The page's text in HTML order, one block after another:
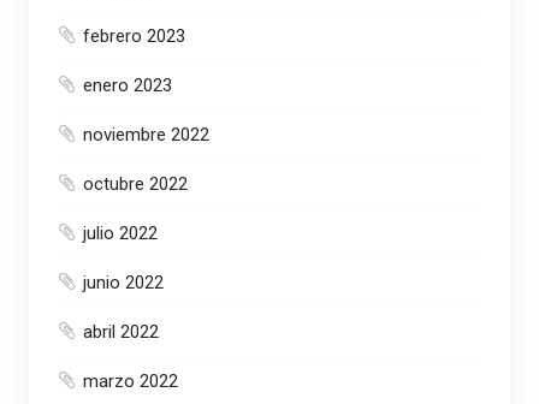
febrero 2023
enero 2023
noviembre 2022
octubre 2022
julio 2022
junio 2022
abril 2022
marzo 2022